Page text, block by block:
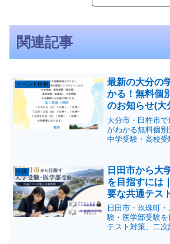
関連記事
イベント情報
最新の大分の
かる！無料個
のお知らせ(大
大分市・臼杵市
がわかる無料個別
中学受験・高校受
中津
日田市から大
を目指すには
要な共通テス
日田市・玖珠町
験・医学部受験
テスト対策、二